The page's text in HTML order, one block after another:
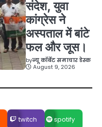
संदेश, युवा
कांग्रेस ने
अस्पताल में बांटे
फल और जूस।
byन्यू कॉर्बेट समाचार डेस्क
August 9, 2026
twitch spotify